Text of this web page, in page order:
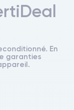
En
garanties